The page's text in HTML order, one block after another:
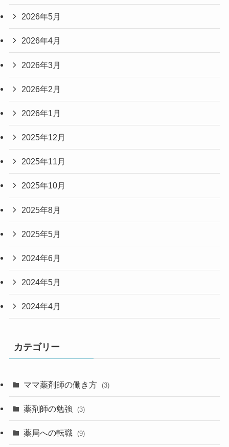
2026年5月
2026年4月
2026年3月
2026年2月
2026年1月
2025年12月
2025年11月
2025年10月
2025年8月
2025年5月
2024年6月
2024年5月
2024年4月
カテゴリー
ママ薬剤師の働き方 (3)
薬剤師の勉強 (3)
薬局への転職 (9)